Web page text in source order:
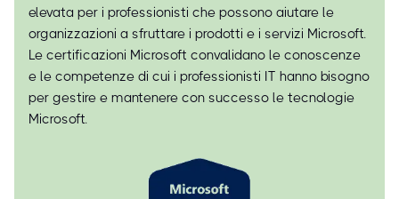
elevata per i professionisti che possono aiutare le
organizzazioni a sfruttare i prodotti e i servizi Microsoft.
Le certificazioni Microsoft convalidano le conoscenze
e le competenze di cui i professionisti IT hanno bisogno
per gestire e mantenere con successo le tecnologie
Microsoft.